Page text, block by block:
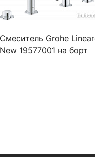
Смеситель Grohe
New 19577001 на борт